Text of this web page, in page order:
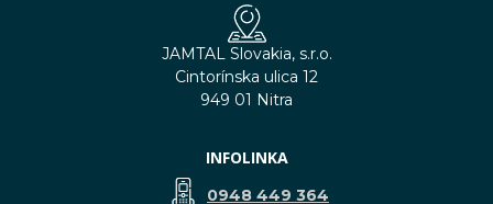
JAMTAL Slovakia, s.r.o.
Cintorínska ulica 12
949 01 Nitra
INFOLINKA
0948 449 364